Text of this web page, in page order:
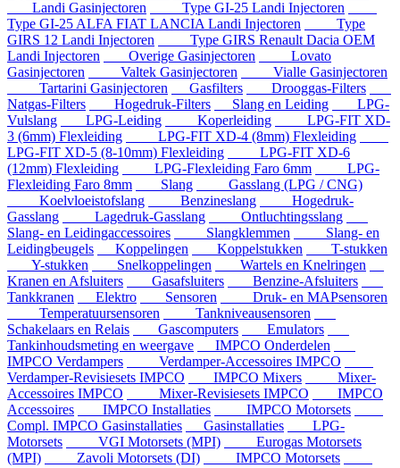
Landi Gasinjectoren
Type GI-25 Landi Injectoren
Type GI-25 ALFA FIAT LANCIA Landi Injectoren
Type
GIRS 12 Landi Injectoren
Type GIRS Renault Dacia OEM
Landi Injectoren
Overige Gasinjectoren
Lovato
Gasinjectoren
Valtek Gasinjectoren
Vialle Gasinjectoren
Tartarini Gasinjectoren
Gasfilters
Drooggas-Filters
Natgas-Filters
Hogedruk-Filters Slang en Leiding
LPG-
Vulslang
LPG-Leiding Koperleiding
LPG-FIT XD-
3 (6mm) Flexleiding
LPG-FIT XD-4 (8mm) Flexleiding
LPG-FIT XD-5 (8-10mm) Flexleiding
LPG-FIT XD-6
(12mm) Flexleiding
LPG-Flexleiding Faro 6mm
LPG-
Flexleiding Faro 8mm
Slang
Gasslang (LPG / CNG)
Koelvloeistofslang
Benzineslang
Hogedruk-
Gasslang
Lagedruk-Gasslang
Ontluchtingsslang
Slang- en Leidingaccessoires
Slangklemmen
Slang- en
Leidingbeugels
Koppelingen Koppelstukken
T-stukken
Y-stukken
Snelkoppelingen
Wartels en Knelringen
Kranen en Afsluiters
Gasafsluiters
Benzine-Afsluiters
Tankkranen
Elektro Sensoren
Druk- en MAPsensoren
Temperatuursensoren
Tankniveausensoren
Schakelaars en Relais
Gascomputers
Emulators
Tankinhoudsmeting en weergave
IMPCO Onderdelen
IMPCO Verdampers
Verdamper-Accessoires IMPCO
Verdamper-Revisiesets IMPCO
IMPCO Mixers
Mixer-
Accessoires IMPCO
Mixer-Revisiesets IMPCO
IMPCO
Accessoires
IMPCO Installaties
IMPCO Motorsets
Compl. IMPCO Gasinstallaties
Gasinstallaties
LPG-
Motorsets
VGI Motorsets (MPI)
Eurogas Motorsets
(MPI)
Zavoli Motorsets (DI)
IMPCO Motorsets